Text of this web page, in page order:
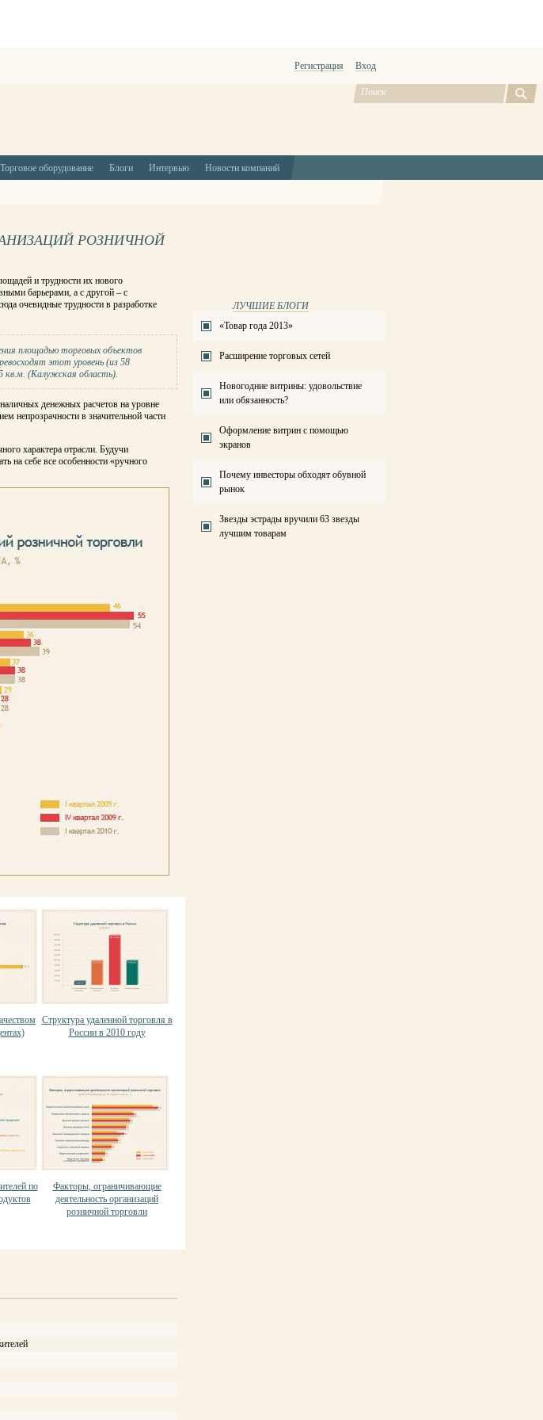
Регистрация Вход
Торговое оборудование Блоги Интервью Новости компаний
РОЗНИЧНОЙ
и трудности их нового
барьерами, а с другой – с
очевидные трудности в разработке
площадью торговых объектов
этот уровень (из 58
кв.м. (Калужская область).
денежных расчетов на уровне
непрозрачности в значительной части
характера отрасли. Будучи
на себе все особенности «ручного
Структура удаленной торговля в
России в 2010 году
по
Факторы, ограничивающие
деятельность организаций
розничной торговли
ЛУЧШИЕ БЛОГИ
«Товар года 2013»
Расширение торговых сетей
Новогодние витрины: удовольствие
или обязанность?
Оформление витрин с помощью
экранов
Почему инвесторы обходят обувной
рынок
Звезды эстрады вручили 63 звезды
лучшим товарам